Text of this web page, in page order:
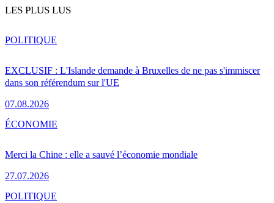
LES PLUS LUS
EXCLUSIF : L'Islande demande à Bruxelles de ne pas s'immiscer
dans son référendum sur l'UE
07.08.2026
POLITIQUE
Merci la Chine : elle a sauvé l’économie mondiale
27.07.2026
ÉCONOMIE
POLITIQUE